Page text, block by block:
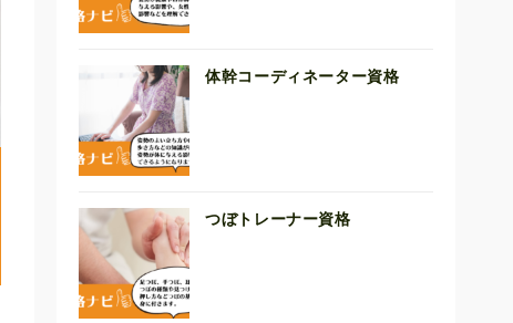
体幹コーディネーター資格
つぼトレーナー資格